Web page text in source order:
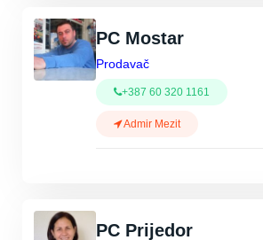
PC Mostar
Prodavač
+387 60 320 1161
Admir Mezit
PC Prijedor